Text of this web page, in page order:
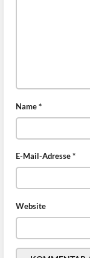
Name*
E-Mail-Adresse*
Website